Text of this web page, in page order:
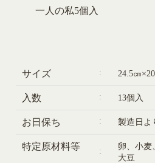
一人の私5個入
サイズ 24.5㎝
入数 13個入
お日保ち 製造日よ
特定原材料等
卵、小麦
大豆